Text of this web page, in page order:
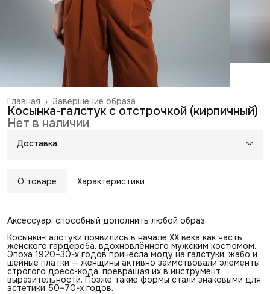
Завершение образа
Главная ›
Косынка-галстук с отстрочкой (кирпичный)
Нет в наличии
Доставка
О товаре Характеристики
Аксессуар, способный дополнить любой образ.
Косынки-галстуки появились в начале XX века как часть
женского гардероба, вдохновлённого мужским костюмом.
Эпоха 1920–30-х годов принесла моду на галстуки, жабо и
шейные платки — женщины активно заимствовали элементы
строгого дресс-кода, превращая их в инструмент
выразительности. Позже такие формы стали знаковыми для
эстетики 50–70-х годов.